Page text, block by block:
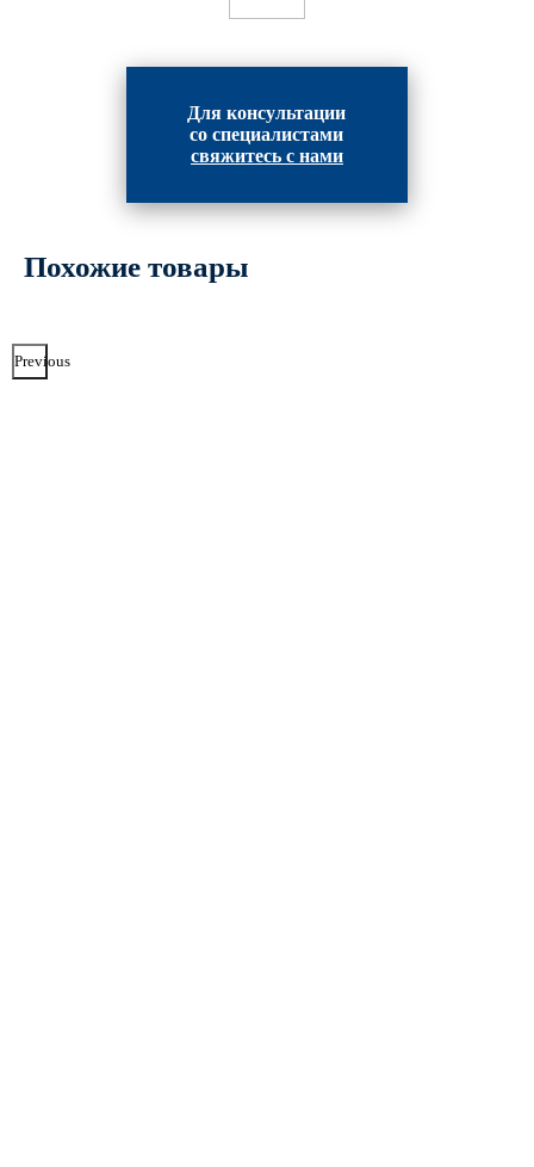
Для консультации
со специалистами
свяжитесь с нами
Похожие товары
Previous